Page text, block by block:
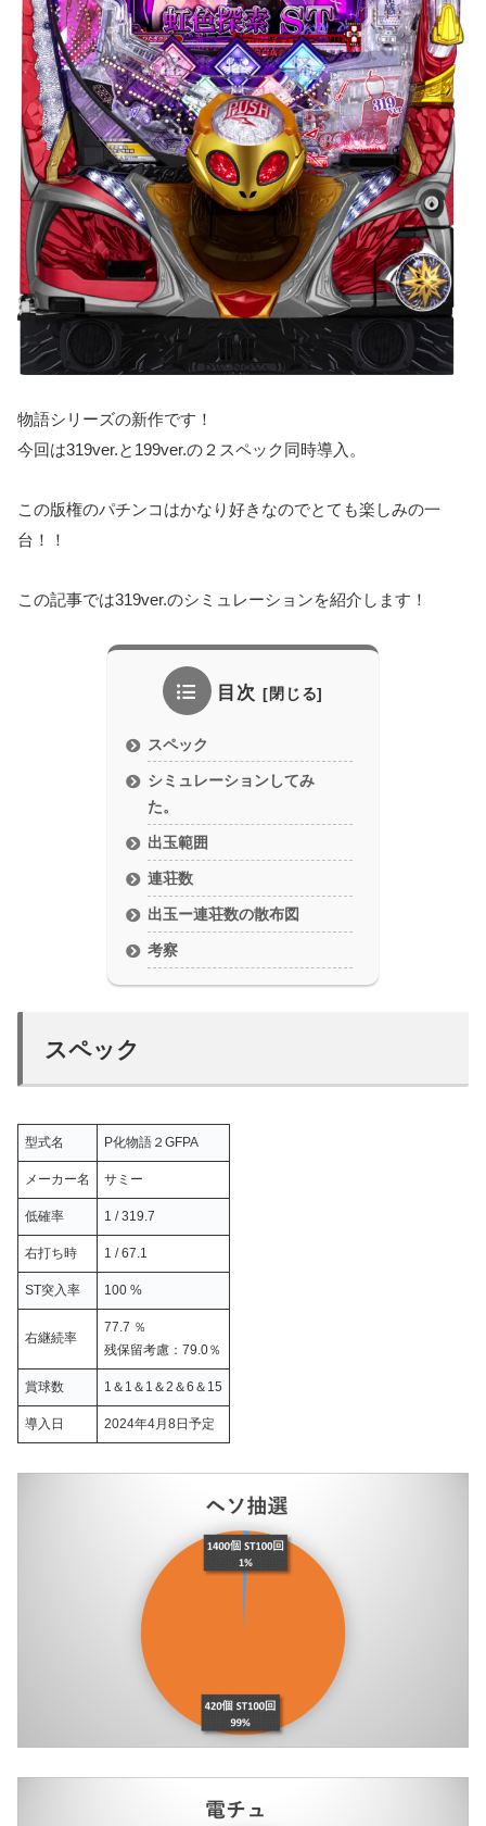
物語シリーズの新作です！
今回は319ver.と199ver.の２スペック同時導入。
この版権のパチンコはかなり好きなのでとても楽しみの一
台！！
この記事では319ver.のシミュレーションを紹介します！
目次
スペック
シミュレーションしてみ
た。
出玉範囲
連荘数
出玉ー連荘数の散布図
考察
スペック
型式名 P化物語２GFPA
メーカー名 サミー
低確率 1 / 319.7
右打ち時 1 / 67.1
ST突入率 100 %
右継続率
77.7 ％
残保留考慮：79.0％
賞球数 1＆1＆1＆2＆6＆15
導入日 2024年4月8日予定